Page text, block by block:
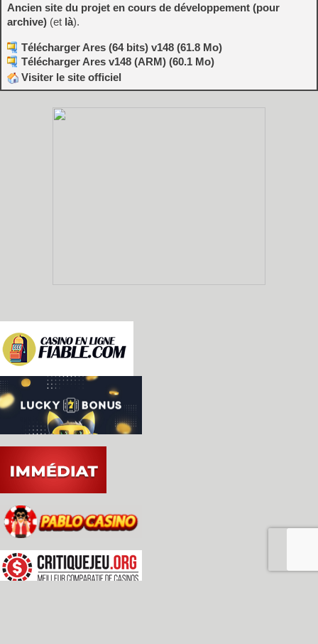
Ancien site du projet en cours de développement (pour
archive) (et là).
Télécharger Ares (64 bits) v148 (61.8 Mo)
Télécharger Ares v148 (ARM) (60.1 Mo)
Visiter le site officiel